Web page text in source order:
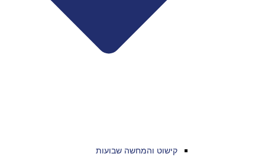
קישוט והמחשה שבועות